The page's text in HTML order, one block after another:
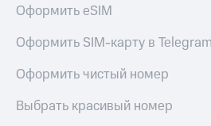
Оформить eSIM
Оформить SIM-карту в Telegram
Оформить чистый номер
Выбрать красивый номер